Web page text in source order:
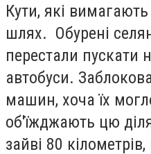
Кути, які
шлях. Обурені
перестали пускати
автобуси.
машин, хоча їх
об'їжджають цю
зайві 80